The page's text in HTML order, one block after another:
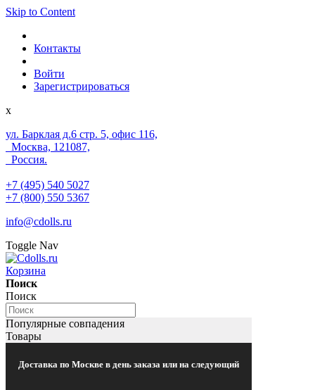
Skip to Content
Контакты
Войти
Зарегистрироваться
x
ул. Барклая д.6 стр. 5, офис 116,
Москва, 121087,
Россия.
+7 (495) 540 5027
+7 (800) 550 5367
info@cdolls.ru
Toggle Nav
Корзина
Поиск
Поиск
Популярные совпадения
Товары
Доставка по Москве в день заказа или на следующий